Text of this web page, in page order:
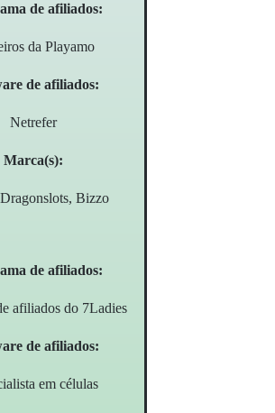
de afiliados:
da Playamo
de afiliados:
Netrefer
Marca(s):
Bizzo
de afiliados:
afiliados do 7Ladies
de afiliados:
em células